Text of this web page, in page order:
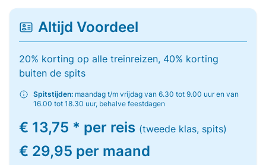
Altijd Voordeel
20% korting op alle treinreizen, 40% korting
buiten de spits
Spitstijden: maandag t/m vrijdag van 6.30 tot 9.00 uur en van
16.00 tot 18.30 uur, behalve feestdagen
€ 13,75 * per reis (tweede klas, spits)
€ 29,95 per maand